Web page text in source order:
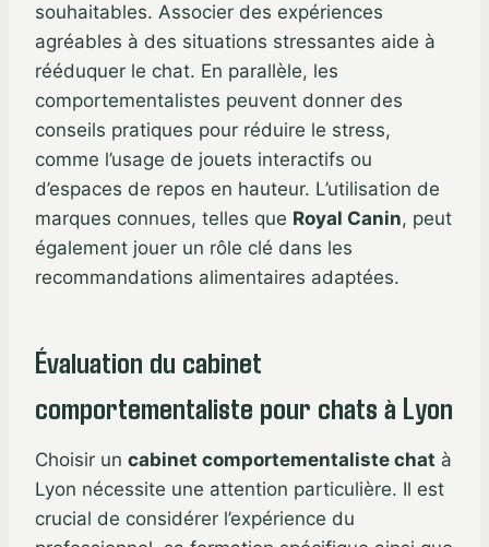
souhaitables. Associer des expériences
agréables à des situations stressantes aide à
rééduquer le chat. En parallèle, les
comportementalistes peuvent donner des
conseils pratiques pour réduire le stress,
comme l’usage de jouets interactifs ou
d’espaces de repos en hauteur. L’utilisation de
marques connues, telles que Royal Canin, peut
également jouer un rôle clé dans les
recommandations alimentaires adaptées.
Évaluation du cabinet
comportementaliste pour chats à Lyon
Choisir un cabinet comportementaliste chat à
Lyon nécessite une attention particulière. Il est
crucial de considérer l’expérience du